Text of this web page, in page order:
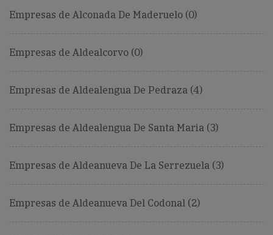
Empresas de Alconada De Maderuelo (0)
Empresas de Aldealcorvo (0)
Empresas de Aldealengua De Pedraza (4)
Empresas de Aldealengua De Santa Maria (3)
Empresas de Aldeanueva De La Serrezuela (3)
Empresas de Aldeanueva Del Codonal (2)